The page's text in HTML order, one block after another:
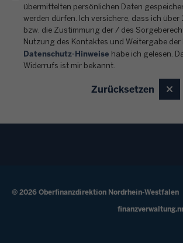
übermittelten persönlichen Daten
werden dürfen. Ich versichere, dass ich über
bzw. die Zustimmung der / des
Nutzung des Kontaktes und Weitergabe der
Datenschutz-Hinweise habe ich gelesen.
Widerrufs ist mir bekannt.
Zurücksetzen
© 2026 Oberfinanzdirektion Nordrhein-Westfalen